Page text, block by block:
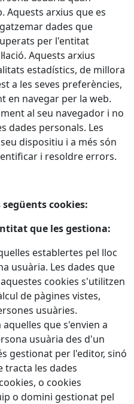
Aquests arxius que es
dades que
per l'entitat
Aquests arxius
estadístics, de millora
a les seves preferències,
en navegar per la web.
al seu navegador i no
dades personals. Les
dispositiu i a més són
i resoldre errors.
cookies:
que les gestiona:
establertes pel lloc
usuària. Les dades que
cookies s'utilitzen
de pàgines vistes,
usuàries.
aquelles que s'envien a
usuària des d'un
gestionat per l'editor, sinó
tracta les dades
o cookies
o domini gestionat pel